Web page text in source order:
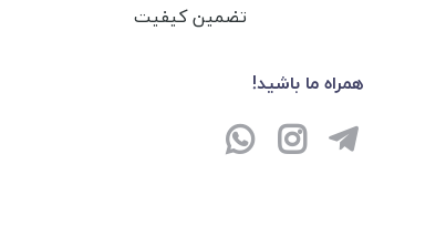
تضمین کیفیت
همراه ما باشید!